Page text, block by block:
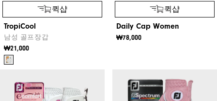
퀵샵
TropiCool
남성 골프장갑
₩21,000
퀵샵
Daily Cap Women
₩78,000